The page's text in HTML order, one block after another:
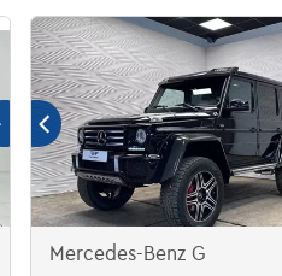
Mercedes-Benz G